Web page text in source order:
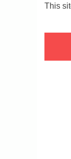
This